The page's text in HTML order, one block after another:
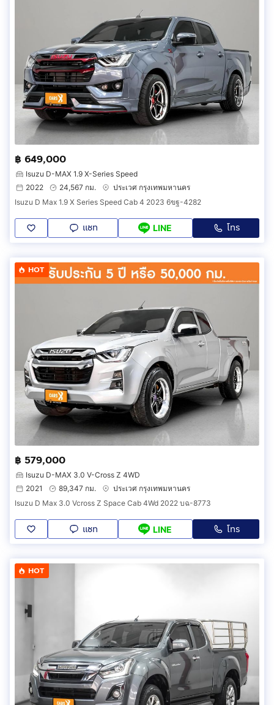
฿ 649,000
Isuzu D-MAX 1.9 X-Series Speed
2022
24,567 กม.
ประเวศ กรุงเทพมหานคร
Isuzu D Max 1.9 X Series Speed Cab 4 2023 6ขฐ-4282
แชท LINE โทร
HOT
฿ 579,000
Isuzu D-MAX 3.0 V-Cross Z 4WD
2021
89,347 กม.
ประเวศ กรุงเทพมหานคร
Isuzu D Max 3.0 Vcross Z Space Cab 4Wd 2022 บฉ-8773
แชท LINE โทร
HOT